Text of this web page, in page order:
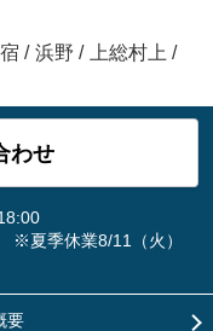
/ 浜野 / 上総村上 /
わせ
※夏季休業8/11（火）
要